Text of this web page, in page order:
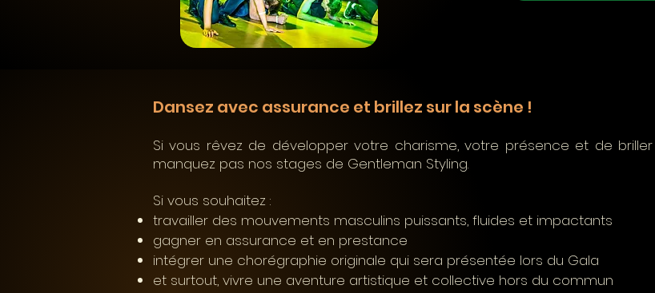
Dansez avec assurance et brillez sur la scène !
Si vous rêvez de développer votre charisme, votre présence et de
manquez pas nos stages de Gentleman Styling.
Si vous souhaitez :
travailler des mouvements masculins puissants, fluides et impactants
gagner en assurance et en prestance
intégrer une chorégraphie originale qui sera présentée lors du Gala
et surtout, vivre une aventure artistique et collective hors du commun